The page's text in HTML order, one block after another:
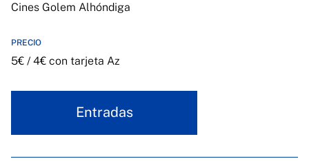
Cines Golem Alhóndiga
PRECIO
5€ / 4€ con tarjeta Az
Entradas